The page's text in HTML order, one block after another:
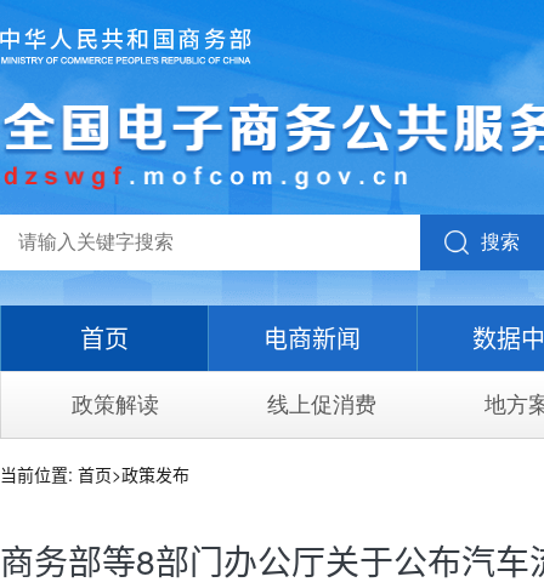
搜索
首页 电商新闻 数据
政策解读 线上促消费 地方
当前位置: 首页>政策发布
商务部等8部门办公厅关于公布汽